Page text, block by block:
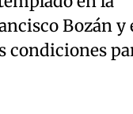
Bozán y
condiciones